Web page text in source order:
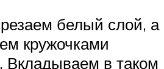
белый слой, а
кружочками
Вкладываем в таком